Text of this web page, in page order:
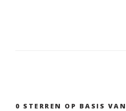
0 STERREN OP BASIS VAN